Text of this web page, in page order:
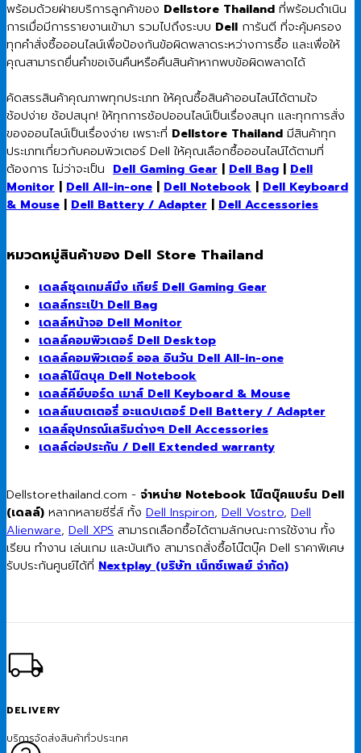
พร้อมด้วยฝ่ายบริการลูกค้าของ Dellstore Thailand ที่พร้อมดำเนิน
การเมื่อมีการรายงานเข้ามา รวมไปถึงระบบ Dell การันตี ที่จะคุ้มครอง
ทุกคำสั่งซื้อออนไลน์เพื่อป้องกันข้อผิดพลาดระหว่างการซื้อ และเพื่อให้
คุณสามารถยื่นคำขอเงินคืนหรือคืนสินค้าหากพบข้อผิดพลาดได้
คัดสรรสินค้าคุณภาพทุกประเภท ให้คุณซื้อสินค้าออนไลน์ได้ตามใจ
ช้อปง่าย ช้อปสนุก! ให้ทุกการช้อปออนไลน์เป็นเรื่องสนุก และทุกการสั่ง
ของออนไลน์เป็นเรื่องง่าย เพราะที่ Dellstore Thailand มีสินค้าทุก
ประเภทเกี่ยวกับคอมพิวเตอร์ Dell ให้คุณเลือกซื้อออนไลน์ได้ตามที่
ต้องการ ไม่ว่าจะเป็น Dell Gaming Gear | Dell Bag | Dell
Monitor | Dell All-in-one | Dell Notebook | Dell Keyboard
& Mouse | Dell Battery / Adapter | Dell Accessories
หมวดหมู่สินค้าของ Dell Store Thailand
เดลล์ชุดเกมส์มิ่ง เกียร์ Dell Gaming Gear
เดลล์กระเป๋า Dell Bag
เดลล์หน้าจอ Dell Monitor
เดลล์คอมพิวเตอร์ Dell Desktop
เดลล์คอมพิวเตอร์ ออล อินวัน Dell All-in-one
เดลล์โน๊ตบุค Dell Notebook
เดลล์คีย์บอร์ด เมาส์ Dell Keyboard & Mouse
เดลล์แบตเตอรี่ อะแดปเตอร์ Dell Battery / Adapter
เดลล์อุปกรณ์เสริมต่างๆ Dell Accessories
เดลล์ต่อประกัน / Dell Extended warranty
Dellstorethailand.com - จำหน่าย Notebook โน๊ตบุ๊คแบร์น Dell
(เดลล์) หลากหลายซีรี่ส์ ทั้ง Dell Inspiron, Dell Vostro, Dell
Alienware, Dell XPS สามารถเลือกซื้อได้ตามลักษณะการใช้งาน ทั้ง
เรียน ทำงาน เล่นเกม และบันเทิง สามารถสั่งซื้อโน๊ตบุ๊ค Dell ราคาพิเศษ
รับประกันศูนย์ได้ที่ Nextplay (บริษัท เน็กซ์เพลย์ จำกัด)
DELIVERY
บริการจัดส่งสินค้าทั่วประเทศ